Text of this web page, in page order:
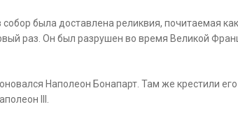
собор была доставлена реликвия, почитаемая
раз. Он был разрушен во время Великой
Наполеон Бонапарт. Там же крестили
III.